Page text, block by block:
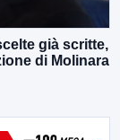
già scritte,
di Molinara